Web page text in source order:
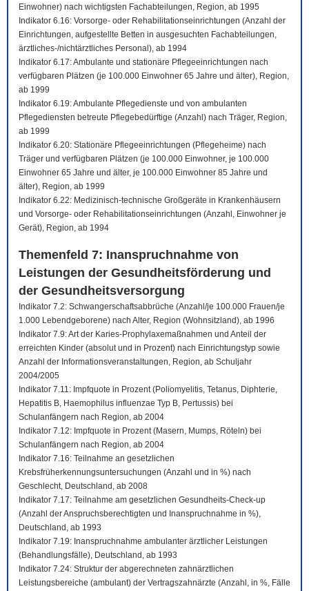
Einwohner) nach wichtigsten Fachabteilungen, Region, ab 1995
Indikator 6.16: Vorsorge- oder Rehabilitationseinrichtungen (Anzahl der
Einrichtungen, aufgestellte Betten in ausgesuchten Fachabteilungen,
ärztliches-/nichtärztliches Personal), ab 1994
Indikator 6.17: Ambulante und stationäre Pflegeeinrichtungen nach
verfügbaren Plätzen (je 100.000 Einwohner 65 Jahre und älter), Region,
ab 1999
Indikator 6.19: Ambulante Pflegedienste und von ambulanten
Pflegediensten betreute Pflegebedürftige (Anzahl) nach Träger, Region,
ab 1999
Indikator 6.20: Stationäre Pflegeeinrichtungen (Pflegeheime) nach
Träger und verfügbaren Plätzen (je 100.000 Einwohner, je 100.000
Einwohner 65 Jahre und älter, je 100.000 Einwohner 85 Jahre und
älter), Region, ab 1999
Indikator 6.22: Medizinisch-technische Großgeräte in Krankenhäusern
und Vorsorge- oder Rehabilitationseinrichtungen (Anzahl, Einwohner je
Gerät), Region, ab 1994
Themenfeld 7: Inanspruchnahme von
Leistungen der Gesundheitsförderung und
der Gesundheitsversorgung
Indikator 7.2: Schwangerschaftsabbrüche (Anzahl/je 100.000 Frauen/je
1.000 Lebendgeborene) nach Alter, Region (Wohnsitzland), ab 1996
Indikator 7.9: Art der Karies-Prophylaxemaßnahmen und Anteil der
erreichten Kinder (absolut und in Prozent) nach Einrichtungstyp sowie
Anzahl der Informationsveranstaltungen, Region, ab Schuljahr
2004/2005
Indikator 7.11: Impfquote in Prozent (Poliomyelitis, Tetanus, Diphterie,
Hepatitis B, Haemophilus influenzae Typ B, Pertussis) bei
Schulanfängern nach Region, ab 2004
Indikator 7.12: Impfquote in Prozent (Masern, Mumps, Röteln) bei
Schulanfängern nach Region, ab 2004
Indikator 7.16: Teilnahme an gesetzlichen
Krebsfrüherkennungsuntersuchungen (Anzahl und in %) nach
Geschlecht, Deutschland, ab 2008
Indikator 7.17: Teilnahme am gesetzlichen Gesundheits-Check-up
(Anzahl der Anspruchsberechtigten und Inanspruchnahme in %),
Deutschland, ab 1993
Indikator 7.19: Inanspruchnahme ambulanter ärztlicher Leistungen
(Behandlungsfälle), Deutschland, ab 1993
Indikator 7.24: Struktur der abgerechneten zahnärztlichen
Leistungsbereiche (ambulant) der Vertragszahnärzte (Anzahl, in %, Fälle